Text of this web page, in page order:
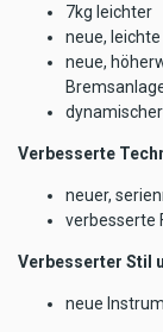
7kg leichter
neue,
neue,
Verbesserte
neuer,
verbesserte
Verbesserter Stil
neue